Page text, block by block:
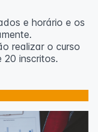
e horário e os
realizar o curso
20 inscritos.